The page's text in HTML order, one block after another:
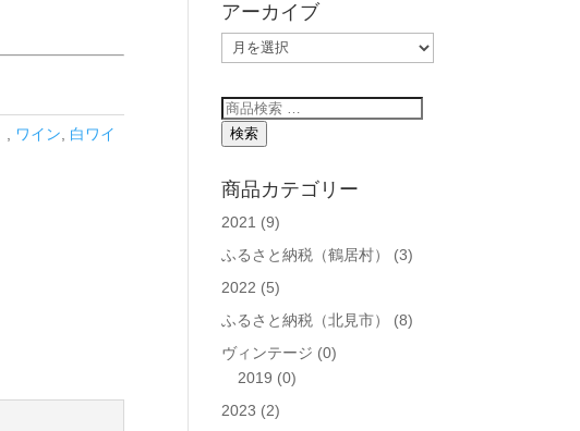
, ワイン, 白ワイ
アーカイブ
ア
ー
カ
イ
ブ
検
索
象:
検索
商品カテゴリー
2021 (9)
ふるさと納税（鶴居村）
(3)
2022 (5)
ふるさと納税（北見市）
(8)
ヴィンテージ (0)
2019 (0)
2023 (2)